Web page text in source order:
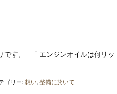
です。 「 エンジンオイルは何リ
ゴリー:想い, 整備に於いて